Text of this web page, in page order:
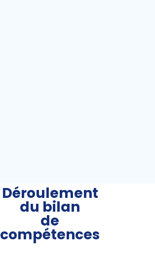
Déroulement
du bilan
de
compétences